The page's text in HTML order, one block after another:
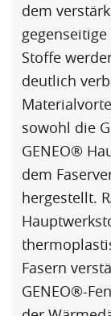
dem
Stoffe
deutlich
sowohl die
GENEO®
dem
hergestellt.
Fasern
GENEO®-